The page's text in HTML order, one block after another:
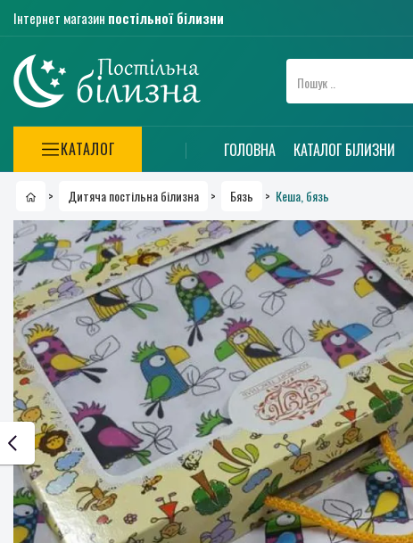
Інтернет магазин постільної білизни
КАТАЛОГ ГОЛОВНА КАТАЛОГ БІЛИЗНИ
> Дитяча постільна білизна > Бязь > Кеша, бязь